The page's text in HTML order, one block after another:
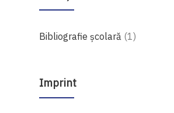
Bibliografie școlară 1produs
Imprint